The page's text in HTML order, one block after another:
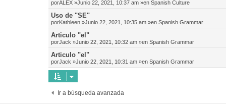
porALEX »Junio 22, 2021, 10:37 am »en Spanish Culture
Uso de "SE"
porKathleen »Junio 22, 2021, 10:35 am »en Spanish Grammar
Articulo "el"
porJack »Junio 22, 2021, 10:32 am »en Spanish Grammar
Articulo "el"
porJack »Junio 22, 2021, 10:31 am »en Spanish Grammar
Ir a búsqueda avanzada